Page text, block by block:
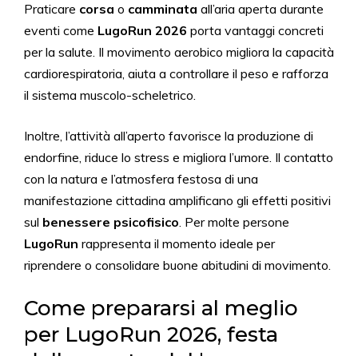
Praticare corsa o camminata all’aria aperta durante
eventi come LugoRun 2026 porta vantaggi concreti
per la salute. Il movimento aerobico migliora la capacità
cardiorespiratoria, aiuta a controllare il peso e rafforza
il sistema muscolo-scheletrico.
Inoltre, l’attività all’aperto favorisce la produzione di
endorfine, riduce lo stress e migliora l’umore. Il contatto
con la natura e l’atmosfera festosa di una
manifestazione cittadina amplificano gli effetti positivi
sul benessere psicofisico. Per molte persone
LugoRun rappresenta il momento ideale per
riprendere o consolidare buone abitudini di movimento.
Come prepararsi al meglio
per LugoRun 2026, festa